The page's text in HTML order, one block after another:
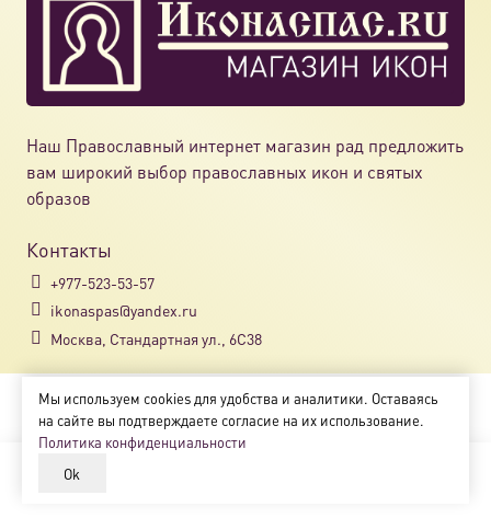
Наш Православный интернет магазин рад предложить
вам широкий выбор православных икон и святых
образов
Контакты
+977-523-53-57
ikonaspas@yandex.ru
Москва, Стандартная ул., 6С38
Copyright © 2018-2025
Магазин православных икон «ikonaspas.ru»
Мы используем cookies для удобства и аналитики. Оставаясь
на сайте вы подтверждаете согласие на их использование.
Политика конфиденциальности
Ok